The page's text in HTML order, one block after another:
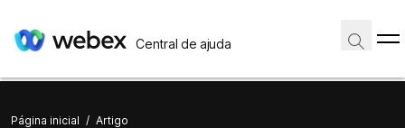
Central de ajuda
Página inicial / Artigo